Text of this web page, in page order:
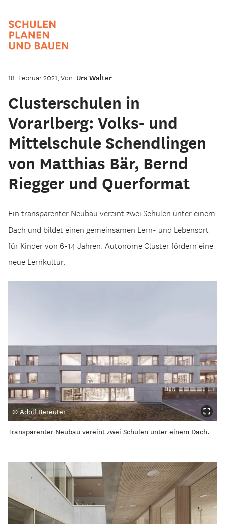
18. Februar 2021; Von: Urs Walter
Clusterschulen in
Vorarlberg: Volks- und
Mittelschule Schendlingen
von Matthias Bär, Bernd
Riegger und Querformat
Ein transparenter Neubau vereint zwei Schulen unter einem
Dach und bildet einen gemeinsamen Lern- und Lebensort
für Kinder von 6-14 Jahren. Autonome Cluster fördern eine
neue Lernkultur.
© Adolf Bereuter
Transparenter Neubau vereint zwei Schulen unter einem Dach.